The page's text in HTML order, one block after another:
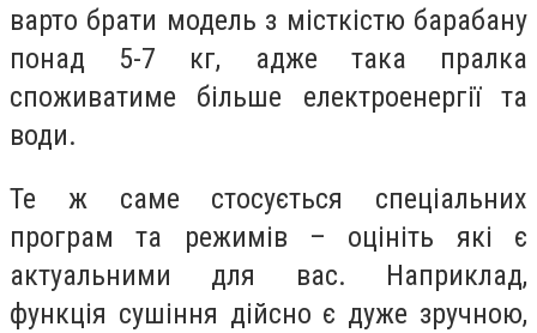
варто брати модель з місткістю барабану
понад 5-7 кг, адже така пралка
споживатиме більше електроенергії та
води.
Те ж саме стосується спеціальних
програм та режимів – оцініть які є
актуальними для вас. Наприклад,
функція сушіння дійсно є дуже зручною,